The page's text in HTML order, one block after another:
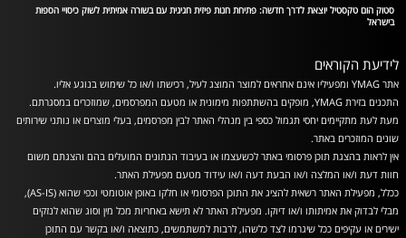
סטוק הום טקסטיל יוצאת לדרך חדשה: פתיחת חנות פיזית חגיגית עם בשורה אמיתית לשוק כיסויי הספות
בישראל
לידיעת הקוראים
אתר YMAG ומפעיליו אינם אחראים למוצר המוצג לעיל, רכישתו ו/או כל שימוש בנוגע אליו.
התכנים בזירת YMAG, מופקים בהשתתפות מימונית או מטעם המפרסמים, שמוזכרים במסגרתם.
מעת לעת מתקיימים יחסי תגמול כספי בין מנהלי האתר לבין מפרסמים, בעלי מוצרים או נותני שירותים
שונים המוזכרים באתר.
אין לראות בהצגת תוכן פרסומי באתר לכשעצמו או בעיבוד הנתונים המועלים בהם והצגתם משום
חוות דעת ו/או המלצה ו/או הבעת דעה ו/או עידוד מטעם מפעילת האתר.
ככלל, מפעילת האתר רשאית להציג את התוכן הפרסומי או חלקו באופן אוטומטי וכפי שהוא (AS-IS),
מבלי לבדוק את אמיתותו ו/או דיוקו. מפעילת האתר לא תישא באחריות מכל מין וסוג שהוא לנזקים
ישירים או עקיפים ככל שיגרמו לצד כלשהו, לרבות למשתמשים, כתוצאה ו/או בקשר עם התוכן